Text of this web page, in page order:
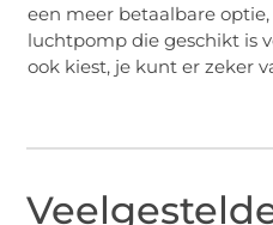
een meer betaalbare
luchtpomp die geschikt is
ook kiest, je kunt er zeker